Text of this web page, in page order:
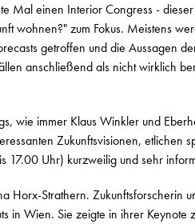
Mal einen Interior Congress -
wohnen?" zum Fokus. Meistens
getroffen und die Aussagen
anschließend als nicht wirklich
wie immer Klaus Winkler und
Zukunftsvisionen, etlichen
17.00 Uhr) kurzweilig und sehr
Horx-Strathern. Zukunftsforscherin
in Wien. Sie zeigte in ihrer Keynote